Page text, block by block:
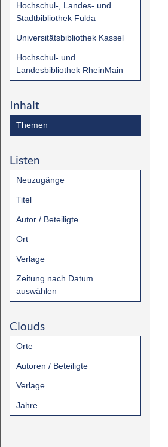
Hochschul-, Landes- und
Stadtbibliothek Fulda
Universitätsbibliothek Kassel
Hochschul- und
Landesbibliothek RheinMain
Inhalt
Themen
Listen
Neuzugänge
Titel
Autor / Beteiligte
Ort
Verlage
Zeitung nach Datum
auswählen
Clouds
Orte
Autoren / Beteiligte
Verlage
Jahre